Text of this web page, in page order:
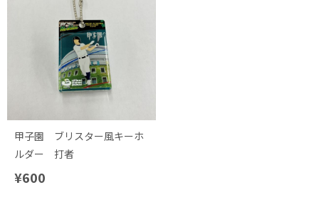
甲子園 ブリスター風キーホ
ルダー 打者
¥600